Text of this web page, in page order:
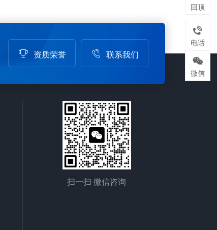
碳带。 水洗唛碳带的优势包
括： 耐洗、耐烫、耐染、耐晒、耐
高温，对纺织品洗护程序有极高抵抗
打印时，无粘附水洗标的情形。 适
用于服装行业水洗标签，特种包裹标
签，服装面料标签，地毯标签等 适
用介质：涂布纸、人造合成纸，纺织
品，织物涂布标签，尼龙等。
资质荣誉 联系我们
扫一扫 微信咨询
回顶
电话
微信